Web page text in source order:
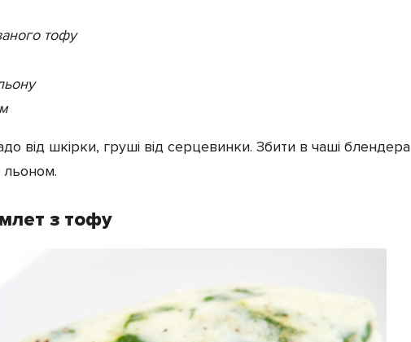
тофу
від шкірки, груші від серцевинки. Збити в чаші блендера
льоном.
з тофу